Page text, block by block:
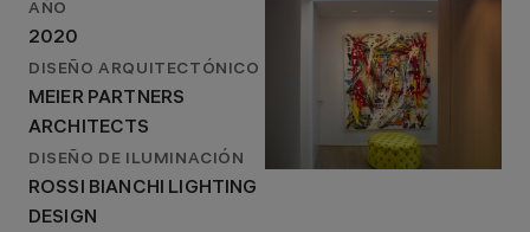
AÑO
2020
DISEÑO ARQUITECTÓNICO
MEIER PARTNERS
ARCHITECTS
DISEÑO DE ILUMINACIÓN
ROSSI BIANCHI LIGHTING
DESIGN